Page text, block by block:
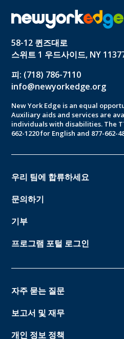
58-12 퀸즈대로
스위트 1 우드사이드, NY
피: (718) 786-7110
info@newyorkedge.org
New York Edge is an equal
Auxiliary aids and services are
individuals with disabilities. The
662-1220 for English and 877-662-
우리 팀에 합류하세요
문의하기
기부
프로그램 포털 로그인
자주 묻는 질문
보고서 및 재무
개인 정보 정책